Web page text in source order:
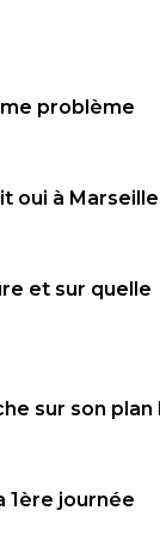
problème
oui à Marseille
et sur quelle
sur son plan
1ère journée